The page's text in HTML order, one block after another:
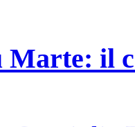
Marte: il